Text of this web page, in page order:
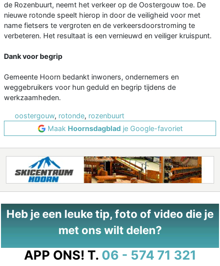
de Rozenbuurt, neemt het verkeer op de Oostergouw toe. De
nieuwe rotonde speelt hierop in door de veiligheid voor met
name fietsers te vergroten en de verkeersdoorstroming te
verbeteren. Het resultaat is een vernieuwd en veiliger kruispunt.
Dank voor begrip
Gemeente Hoorn bedankt inwoners, ondernemers en
weggebruikers voor hun geduld en begrip tijdens de
werkzaamheden.
oostergouw, rotonde, rozenbuurt
Maak Hoornsdagbladje Google-favoriet
Heb je een leuke tip, foto of video die je
met ons wilt delen?
APP ONS! T. 06 - 574 71 321